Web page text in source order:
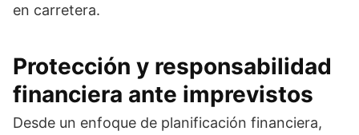
en carretera.
Protección y responsabilidad
financiera ante imprevistos
Desde un enfoque de planificación financiera,